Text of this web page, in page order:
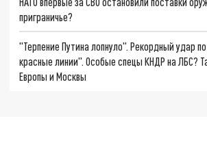
приграничье?
"Терпение Путина лопнуло". Рекордный удар
красные линии". Особые спецы КНДР на ЛБС?
Европы и Москвы